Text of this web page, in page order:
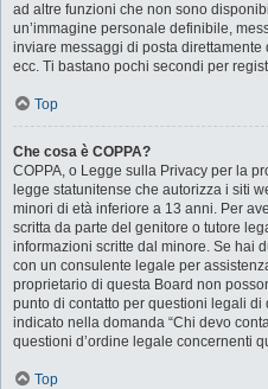
ad altre funzioni che non sono
un’immagine personale definibile,
inviare messaggi di posta direttamente
ecc. Ti bastano pochi secondi per
Top
Che cosa è COPPA?
COPPA, o Legge sulla Privacy per la
legge statunitense che autorizza i siti
minori di età inferiore a 13 anni. Per
scritta da parte del genitore o tutore
informazioni scritte dal minore. Se hai
con un consulente legale per
proprietario di questa Board non
punto di contatto per questioni legali
indicato nella domanda “Chi devo
questioni d’ordine legale concernenti
Top